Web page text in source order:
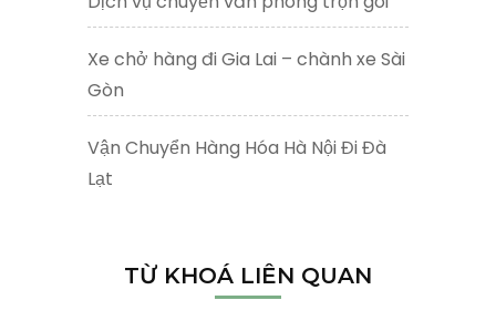
Xe chở hàng đi Gia Lai – chành xe Sài
Gòn
Vận Chuyển Hàng Hóa Hà Nội Đi Đà
Lạt
TỪ KHOÁ LIÊN QUAN